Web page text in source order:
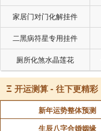
家居门对门化解挂件
二黑病符星专用挂件
厕所化煞水晶莲花
Ξ 开运测算 - 往下更精彩
新年运势整体预测
生辰八字合婚姻缘